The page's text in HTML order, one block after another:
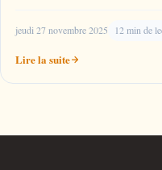
jeudi 27 novembre 2025 12 min de
Lire la suite